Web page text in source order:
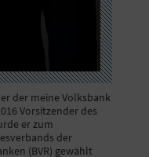
der meine Volksbank
Vorsitzender des
er zum
der
(BVR) gewählt